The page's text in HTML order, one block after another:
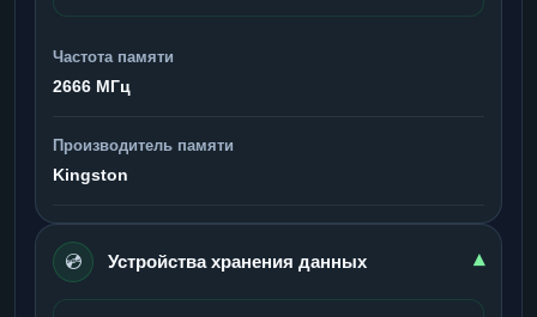
Частота памяти
2666 МГц
Производитель памяти
Kingston
💿 Устройства хранения данных ▾